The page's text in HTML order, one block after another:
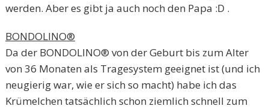
werden. Aber es gibt ja auch noch den Papa :D .
BONDOLINO®
Da der BONDOLINO® von der Geburt bis zum Alter
von 36 Monaten als Tragesystem geeignet ist (und ich
neugierig war, wie er sich so macht) habe ich das
Krümelchen tatsächlich schon ziemlich schnell zum